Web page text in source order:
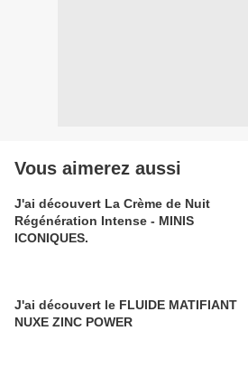
Vous aimerez aussi
J'ai découvert La Crème de Nuit
Régénération Intense - MINIS
ICONIQUES.
J'ai découvert le FLUIDE MATIFIANT
NUXE ZINC POWER